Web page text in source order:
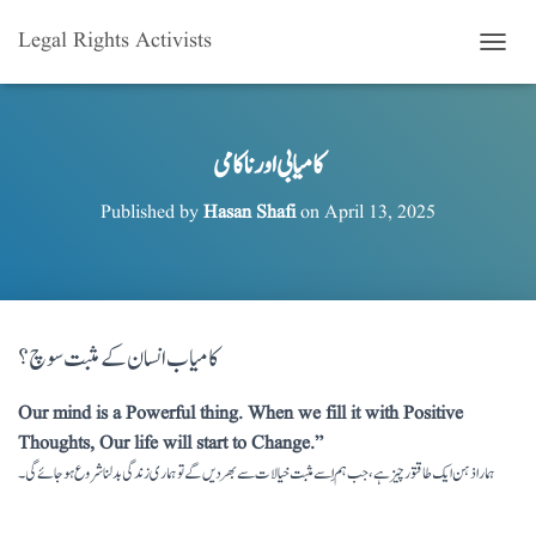
Legal Rights Activists
O
کامیابی اور ناکامی
Published byHasan ShafionApril 13, 2025
کامیاب انسان کے مثبت سوچ؟
Our mind is a Powerful thing. When we fill it with Positive
Thoughts, Our life will start to Change.”
ہمارا ذہن ایک طاقتور چیز ہے، جب ہم اِسے مثبت خیالات سے بھر دیں گے تو ہماری زندگی بدلنا شروع ہو جائے گی۔